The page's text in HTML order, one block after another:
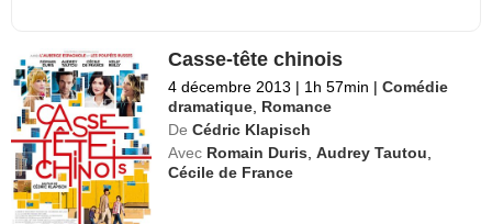
Casse-tête chinois
4 décembre 2013 | 1h 57min | Comédie
dramatique Romance
De Cédric Klapisch
Avec Romain Duris ,Audrey Tautou
Cécile de France